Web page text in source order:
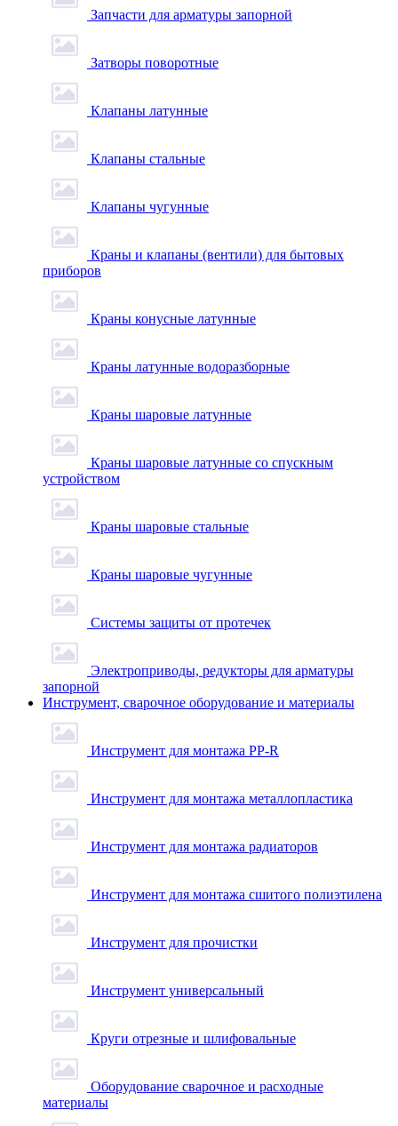
Запчасти для арматуры запорной
Затворы поворотные
Клапаны латунные
Клапаны стальные
Клапаны чугунные
Краны и клапаны (вентили) для бытовых
приборов
Краны конусные латунные
Краны латунные водоразборные
Краны шаровые латунные
Краны шаровые латунные со спускным
устройством
Краны шаровые стальные
Краны шаровые чугунные
Системы защиты от протечек
Электроприводы, редукторы для арматуры
запорной
Инструмент, сварочное оборудование и материалы
Инструмент для монтажа PP-R
Инструмент для монтажа металлопластика
Инструмент для монтажа радиаторов
Инструмент для монтажа сшитого полиэтилена
Инструмент для прочистки
Инструмент универсальный
Круги отрезные и шлифовальные
Оборудование сварочное и расходные
материалы